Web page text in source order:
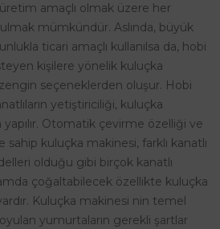
amaçlı olmak üzere her
mümkündür. Aslında, büyük
ticari amaçlı kullanılsa da, hobi
kişilere yönelik kuluçka
seçeneklerden oluşur. Hobi
yetiştiriciliği, kuluçka
yapılır. Otomatik çevirme özelliği ve
kuluçka makinesi, farklı kanatlı
olduğu gibi birçok kanatlı
çoğaltabilecek özellikte kuluçka
Kuluçka makinesi nin temel
yumurtaların gerekli şartlar